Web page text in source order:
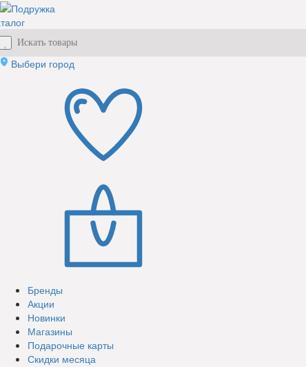
Выбери город
Бренды
Акции
Новинки
Магазины
Подарочные карты
Скидки месяца